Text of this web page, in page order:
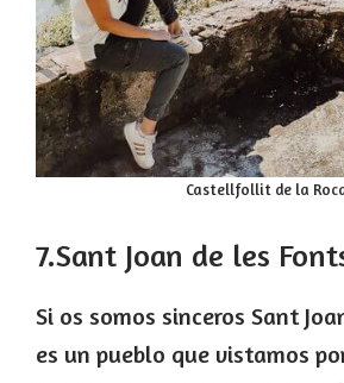
Castellfollit de la
7.Sant Joan de les
Si os somos sinceros Sant
es un pueblo que vistamos